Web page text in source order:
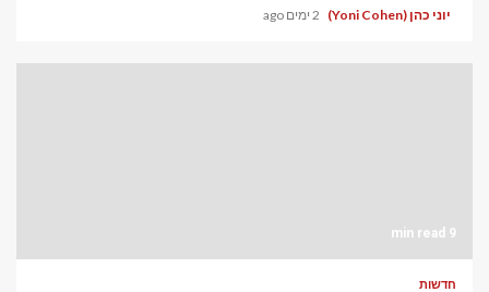
יוני כהן (Yoni Cohen) 2 ימים ago
9 min read
חדשות